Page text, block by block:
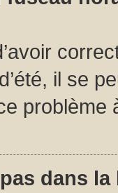
il se
problème
dans